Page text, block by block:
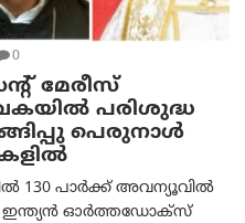
0
മേരീസ്
പരിശുദ്ധ
പെരുനാൾ
130 പാർക്ക് അവന്യൂവിൽ
ഇന്ത്യൻ ഓർത്തഡോക്സ്